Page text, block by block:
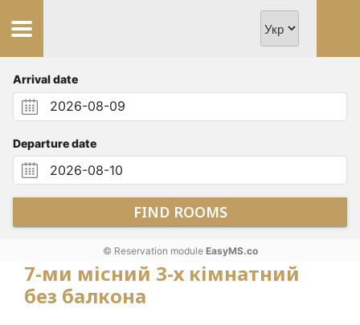
Arrival date
Departure date
FIND ROOMS
© Reservation module EasyMS.co
7-ми місний 3-х кімнатний
без балкона